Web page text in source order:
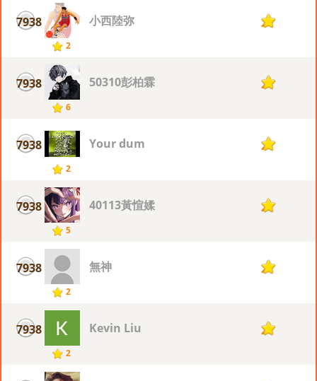
7938
2
小西陸弥 2
7938
6
50310彭柏霖 2
7938
2
Your dum 2
7938
5
40113黃愃媃 2
7938
2
無神 2
7938
2
Kevin Liu 2